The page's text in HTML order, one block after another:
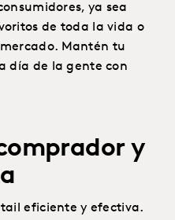
ya sea
de toda la vida o
Mantén tu
día de la gente con
y
eficiente y efectiva.